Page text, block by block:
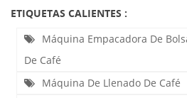
ETIQUETAS CALIENTES :
Máquina Empacadora De
De Café
Máquina De Llenado De Café